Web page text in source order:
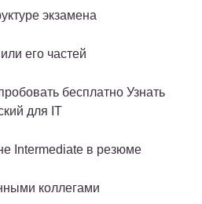
экзамена
его частей
бесплатно Узнать
для IT
Intermediate в резюме
коллегами